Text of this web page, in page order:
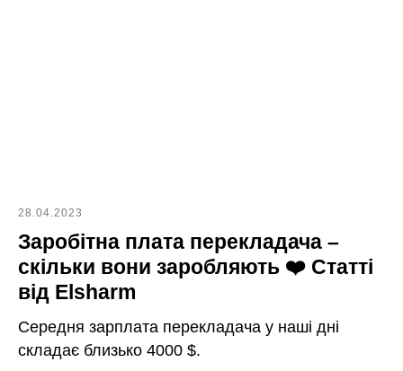
28.04.2023
Заробітна плата перекладача –
скільки вони заробляють ❤️ Статті
від Elsharm
Середня зарплата перекладача у наші дні
складає близько 4000 $.